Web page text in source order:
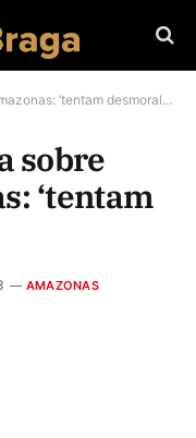
‘tentam desmoralizar’
sobre
‘tentam
AMAZONAS